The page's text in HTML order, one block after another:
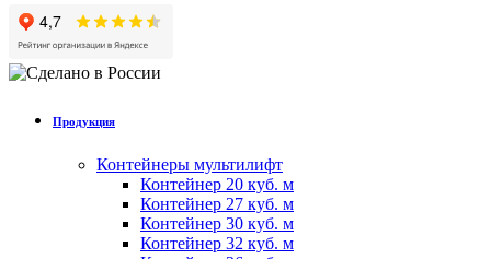
Продукция
Контейнеры мультилифт
Контейнер 20 куб. м
Контейнер 27 куб. м
Контейнер 30 куб. м
Контейнер 32 куб. м